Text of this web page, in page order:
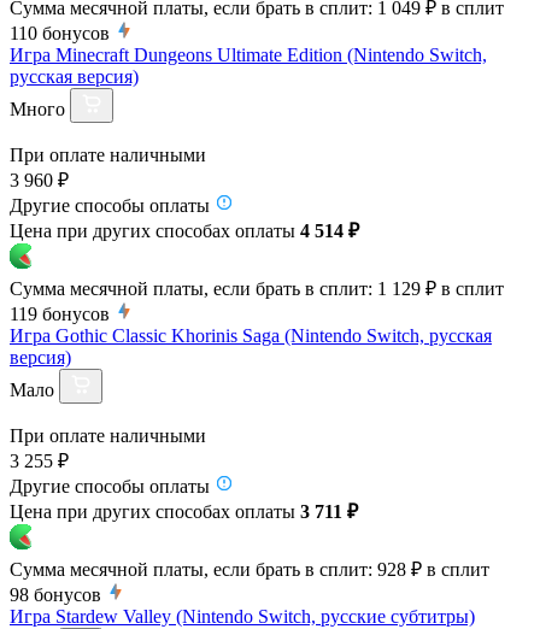
Сумма месячной платы, если брать в сплит: 1 049 ₽ в сплит
110 бонусов
Игра Minecraft Dungeons Ultimate Edition (Nintendo Switch,
русская версия)
Много
При оплате наличными
3 960 ₽
Другие способы оплаты
Цена при других способах оплаты 4 514 ₽
Сумма месячной платы, если брать в сплит: 1 129 ₽ в сплит
119 бонусов
Игра Gothic Classic Khorinis Saga (Nintendo Switch, русская
версия)
Мало
При оплате наличными
3 255 ₽
Другие способы оплаты
Цена при других способах оплаты 3 711 ₽
Сумма месячной платы, если брать в сплит: 928 ₽ в сплит
98 бонусов
Игра Stardew Valley (Nintendo Switch, русские субтитры)